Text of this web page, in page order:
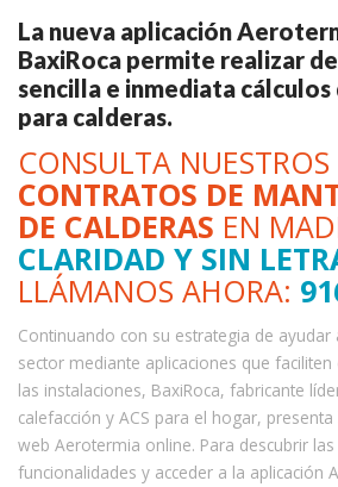
La nueva aplicación
BaxiRoca permite realizar
sencilla e inmediata
para calderas.
CONSULTA NUESTROS
CONTRATOS DE
DE CALDERAS EN
CLARIDAD Y SIN
LLÁMANOS AHORA:
Continuando con su estrategia de
sector mediante aplicaciones que
las instalaciones, BaxiRoca, fabricante
calefacción y ACS para el hogar,
web Aerotermia online. Para descubrir
funcionalidades y acceder a la aplicación